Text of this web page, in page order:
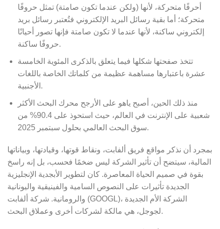
أحرفًا متحركة، لأنها (ولكن عندما تكون صامتة) تمثل حروفًا
متحركة؛ أما بقية رسائل البريد الإلكتروني فتُعتبر رسائل بريد
إلكتروني ساكنة، لأنها عندما لا تكون صامتة فإنها تصور أحيانًا
حروفًا ساكنة.
تتخذ صفحتها شكلها فيما يتعلق بالذكرى المئوية الخامسة
عشرة باعتبارها مساهمة عظيمة من كلماتك الخاصة باللغات
الأجنبية.
منذ ذلك الحين، أصبح ياهو على الأرجح محرك البحث الأكثر
شعبية على الإنترنت في العالم، حيث استحوذ على 90.4% من
سوق البحث العالمي بحلول سبتمبر 2025.
بمجرد أن نذكر مواقع فريق ألفابت، ونقاط قوتها، وقيادتها، وبياناتها
المالية، سيتضح أن تأثير الشركة ليس ضخمًا فحسب، بل إنه راسخ
بقوة في صميم الحياة المعاصرة. كان لتطوير الأبجدية الإنجليزية
الجديدة تأثيرات على النصوص السامية والفينيقية واليونانية
والرومانية. شركة ألفابت (GOOGL)، الشركة الأم الجديدة
لجوجل، هي مالكة لشركات أخرى وعملاق البحث.